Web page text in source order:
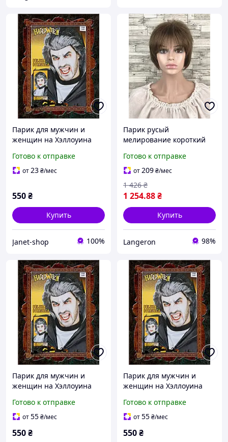
Парик для мужчин и
женщин на Хэллоуина
прядями one size
Готово к отправке
от23₴/мес
550₴
Купить
Janet-shop 100%
Парик русый
мелирование короткий
женский для женщин для
ежедневной носки
Готово к отправке
от209₴/мес
1 254.88₴
1 426 ₴
Купить
Langeron 98%
Парик для мужчин и
женщин на Хэллоуина
прядями one size
Готово к отправке
от55₴/мес
550₴
Парик для мужчин и
женщин на Хэллоуина
прядями one size
Готово к отправке
от55₴/мес
550₴